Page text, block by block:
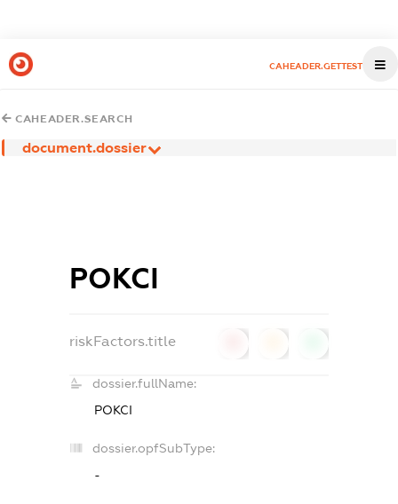
CAHEADER.GETTEST
CAHEADER.SEARCH
document.dossier
РОКСІ
riskFactors.title
dossier.fullName:
РОКСІ
dossier.opfSubType:
-